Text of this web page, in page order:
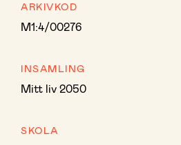
ARKIVKOD
M1:4/00276
INSAMLING
Mitt liv 2050
SKOLA